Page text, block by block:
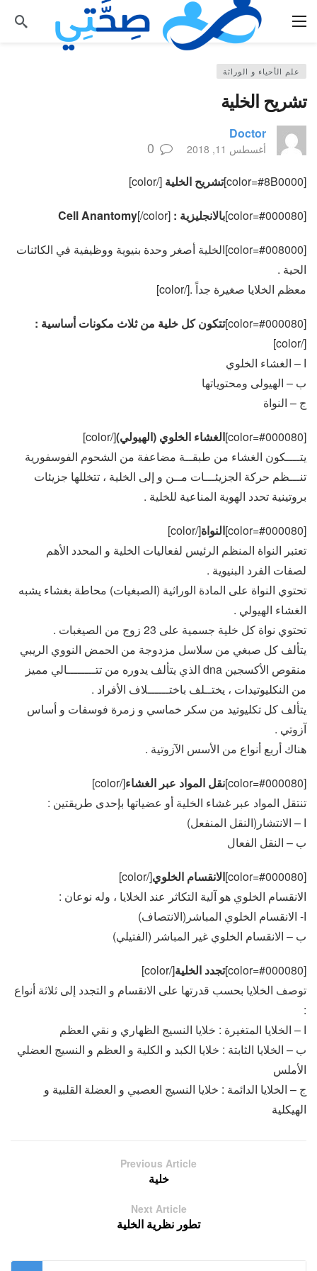
علم الأحياء و الوراثة
تشريح الخلية
Doctor
أغسطس 11, 2018 0
[color=#8B0000] تشريح الخلية [/color]
[color=#000080] بالانجليزية : Cell Anantomy [/color]
[color=#008000]الخلية أصغر وحدة بنيوية ووظيفية في الكائنات
الحية .
معظم الخلايا صغيرة جداً .[/color]
[color=#000080]
تتكون كل خلية من ثلاث مكونات أساسية :
[/color]
ا – الغشاء الخلوي
ب – الهيولى ومحتوياتها
ج – النواة
[color=#000080] الغشاء الخلوي (الهيولي)[/color]
يتــــكون الغشاء من طبقــة مضاعفة من الشحوم الفوسفورية
تنـــظم حركة الجزيئـــات مــن و إلى الخلية ، تتخللها جزيئات
بروتينية تحدد الهوية المناعية للخلية .
[color=#000080] النواة[/color]
تعتبر النواة المنظم الرئيس لفعاليات الخلية و المحدد الأهم
لصفات الفرد البنيوية .
تحتوي النواة على المادة الوراثية (الصبغيات) محاطة بغشاء يشبه
الغشاء الهيولي .
تحتوي نواة كل خلية جسمية على 23 زوج من الصيغبات .
يتألف كل صبغي من سلاسل مزدوجة من الحمض النووي الريبي
منقوص الأكسجين dna الذي يتألف يدوره من تتــــــــالي مميز
من النكليوتيدات ، يختــلف باختــــــلاف الأفراد .
يتألف كل تكليوتيد من سكر خماسي و زمرة فوسفات و أساس
آزوتي .
هناك أربع أنواع من الأسس الآزوتية .
[color=#000080] نقل المواد عبر الغشاء[/color]
تنتقل المواد عبر غشاء الخلية أو عضياتها بإحدى طريقتين :
ا – الانتشار(النقل المنفعل)
ب – النقل الفعال
[color=#000080] الانقسام الخلوي[/color]
الانقسام الخلوي هو آلية التكاثر عند الخلايا ، وله نوعان :
ا- الانقسام الخلوي المباشر(الانتصاف)
ب – الانقسام الخلوي غير المباشر (الفتيلي)
[color=#000080] تجدد الخلية[/color]
توصف الخلايا بحسب قدرتها على الانقسام و التجدد إلى ثلاثة أنواع
:
ا – الخلايا المتغيرة : خلايا النسيج الظهاري و نقي العظم
ب – الخلايا الثابتة : خلايا الكبد و الكلية و العظم و النسيج العضلي
الأملس
ج – الخلايا الدائمة : خلايا النسيج العصبي و العضلة القلبية و
الهيكلية
Previous Article
خلية
Next Article
تطور نظرية الخلية